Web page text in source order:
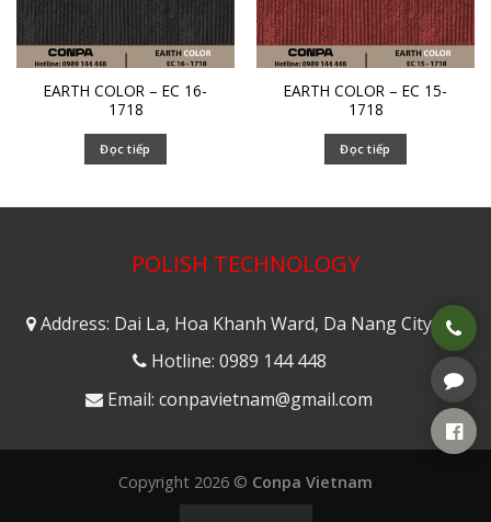
EARTH COLOR – EC 16-
1718
Đọc tiếp
EARTH COLOR – EC 15-
1718
Đọc tiếp
POLISH TECHNOLOGY
Address: Dai La, Hoa Khanh Ward, Da Nang City
Hotline: 0989 144 448
Email: conpavietnam@gmail.com
Copyright 2026 © Conpa Vietnam